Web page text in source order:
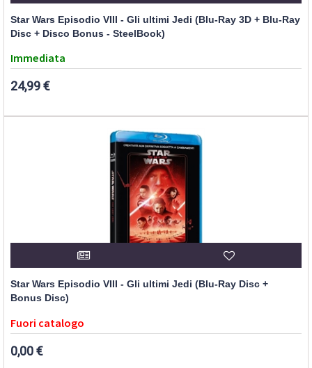
Star Wars Episodio VIII - Gli ultimi Jedi (Blu-Ray 3D + Blu-Ray
Disc + Disco Bonus - SteelBook)
Immediata
24,99 €
Star Wars Episodio VIII - Gli ultimi Jedi (Blu-Ray Disc +
Bonus Disc)
Fuori catalogo
0,00 €